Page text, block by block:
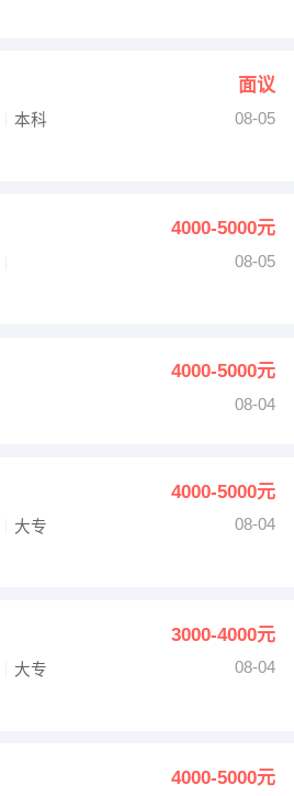
面议
本科
08-05
4000-5000元
08-05
4000-5000元
08-04
4000-5000元
大专
08-04
3000-4000元
大专
08-04
4000-5000元